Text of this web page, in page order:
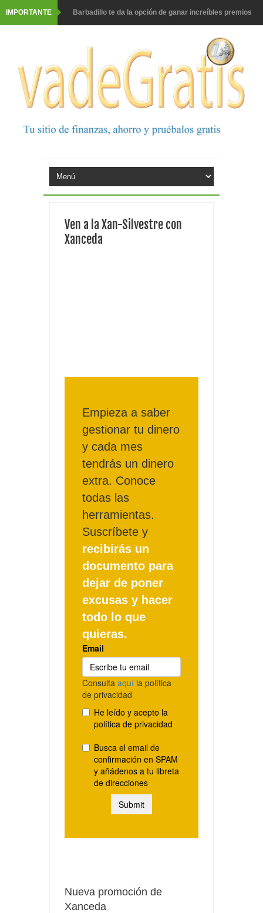
IMPORTANTE Barbadillo te da la opción de ganar increíbles premios
Prueba gratis Maison Perrier France
Gana premios Pokémon con Kellogg's
Corona te regala un velero inolvidable en velero y más
premios
productos
Fuze Tea regala 100 premios al día
Ven a la Xan-Silvestre con
Xanceda
Nueva promoción de
Xanceda